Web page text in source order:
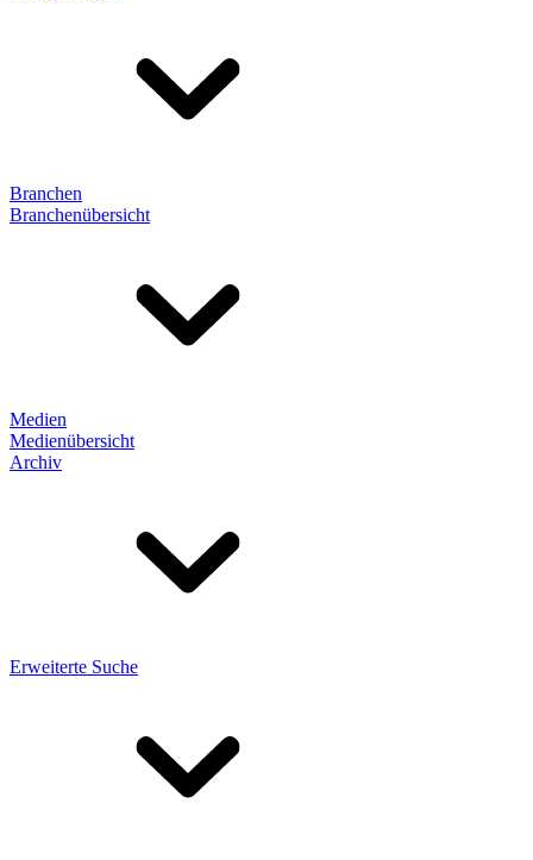
Branchen
Branchenübersicht
Medien
Medienübersicht
Archiv
Erweiterte Suche